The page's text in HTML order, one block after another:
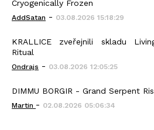
Cryogenically Frozen
AddSatan - 03.08.2026 15:18:29
KRALLICE zveřejnili skladu
Ritual
Ondrajs - 03.08.2026 12:05:25
DIMMU BORGIR - Grand Serpent
Martin - 02.08.2026 05:06:34